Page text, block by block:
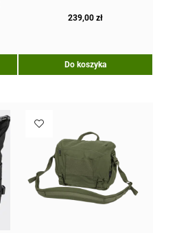
239,00 zł
Do koszyka